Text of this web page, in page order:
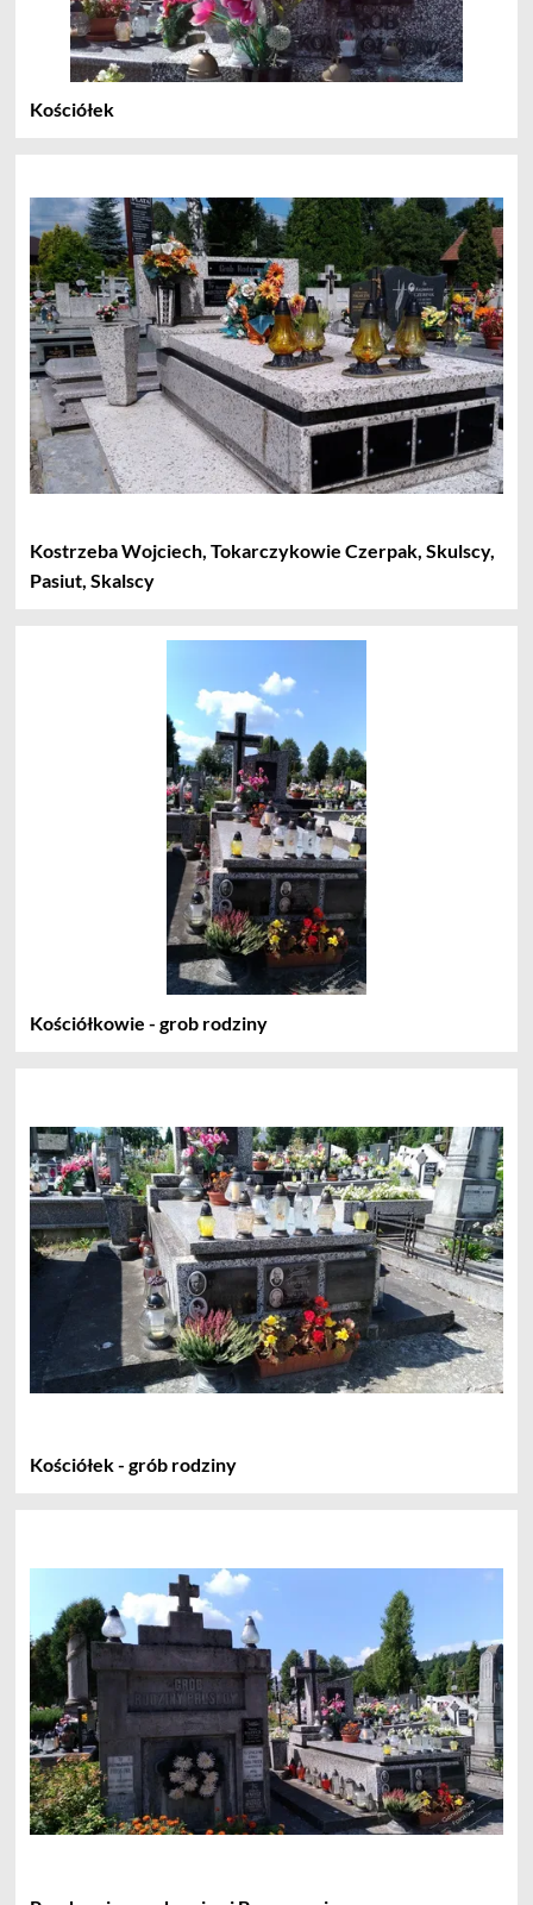
Kościółek
Kostrzeba Wojciech, Tokarczykowie Czerpak, Skulscy,
Pasiut, Skalscy
Kościółkowie - grob rodziny
Kościółek - grób rodziny